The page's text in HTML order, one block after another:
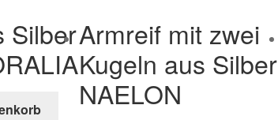
SilberArmreif mit zwei
Kugeln aus Silber
NAELON